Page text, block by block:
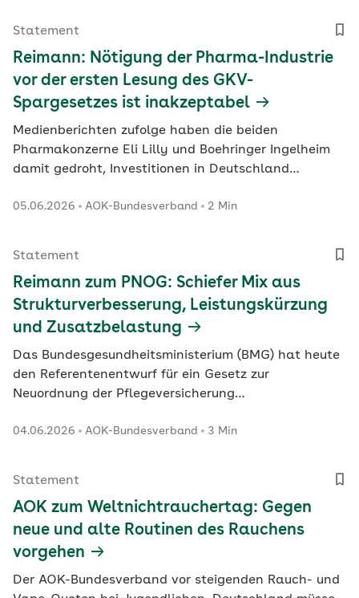
Statement
Reimann: Nötigung der Pharma-Industrie
vor der ersten Lesung des GKV-
Spargesetzes ist inakzeptabel
Medienberichten zufolge haben die beiden
Pharmakonzerne Eli Lilly und Boehringer Ingelheim
damit gedroht, Investitionen in Deutschland
profitable Unternehmen versuchten, sich mit einer
den dringend benötigten Einsparungen zu entziehen,
05.06.2026 AOK-Bundesverband 2 Min
Statement
Reimann zum PNOG: Schiefer Mix aus
Strukturverbesserung, Leistungskürzung
und Zusatzbelastung
Das Bundesgesundheitsministerium (BMG) hat heute
den Referentenentwurf für ein Gesetz zur
Neuordnung der Pflegeversicherung
04.06.2026 AOK-Bundesverband 3 Min
Statement
AOK zum Weltnichtrauchertag: Gegen
neue und alte Routinen des Rauchens
vorgehen
Der AOK-Bundesverband vor steigenden Rauch- und